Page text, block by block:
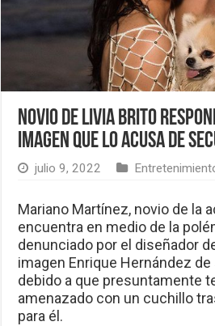
Novio de Livia Brito
imagen que lo acusa de
julio 9, 2022
Mariano Martínez, novio de la
encuentra en medio de la
denunciado por el diseñador
imagen Enrique Hernández
debido a que presuntamente
amenazado con un cuchillo
para él.